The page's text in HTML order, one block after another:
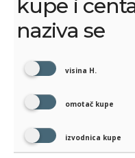
kupe i
naziva se
visina H.
omotač kupe
izvodnica kupe